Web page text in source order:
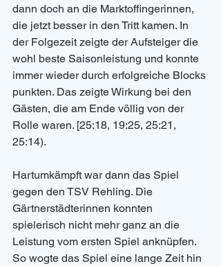
dann doch an die Marktoffingerinnen,
die jetzt besser in den Tritt kamen. In
der Folgezeit zeigte der Aufsteiger die
wohl beste Saisonleistung und konnte
immer wieder durch erfolgreiche Blocks
punkten. Das zeigte Wirkung bei den
Gästen, die am Ende völlig von der
Rolle waren. [25:18, 19:25, 25:21,
25:14).
Hartumkämpft war dann das Spiel
gegen den TSV Rehling. Die
Gärtnerstädterinnen konnten
spielerisch nicht mehr ganz an die
Leistung vom ersten Spiel anknüpfen.
So wogte das Spiel eine lange Zeit hin